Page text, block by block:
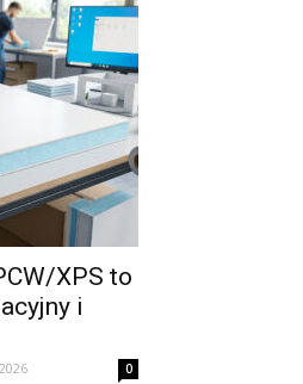
XPS to
i
0